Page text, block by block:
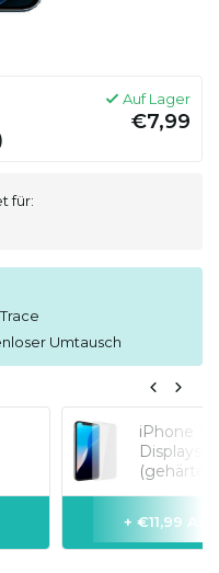
Auf Lager
€7,99
für:
Umtausch
iPhone 13
+ €11,99